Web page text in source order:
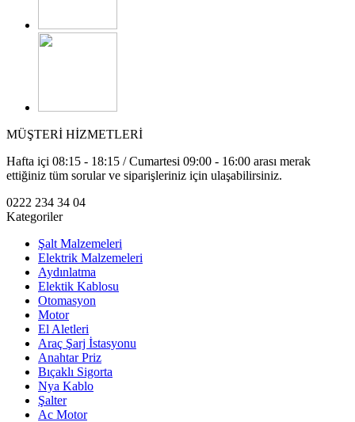
MÜŞTERİ HİZMETLERİ
Hafta içi 08:15 - 18:15 / Cumartesi 09:00 - 16:00 arası merak
ettiğiniz tüm sorular ve siparişleriniz için ulaşabilirsiniz.
0222 234 34 04
Kategoriler
Şalt Malzemeleri
Elektrik Malzemeleri
Aydınlatma
Elektik Kablosu
Otomasyon
Motor
El Aletleri
Araç Şarj İstasyonu
Anahtar Priz
Bıçaklı Sigorta
Nya Kablo
Şalter
Ac Motor